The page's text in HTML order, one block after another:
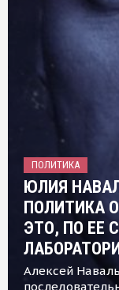
ПОЛИТИКА
ЮЛИЯ
ПОЛИТИКА
ЭТО, ПО ЕЕ
Алексей